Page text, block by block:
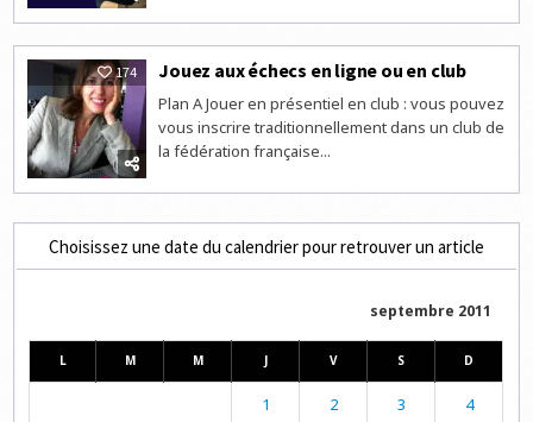
174 Jouez aux échecs en ligne ou en club
Plan A Jouer en présentiel en club : vous pouvez
vous inscrire traditionnellement dans un club de
la fédération française...
Choisissez une date du calendrier pour retrouver un article
septembre 2011
L M M J V S D
1 2 3 4